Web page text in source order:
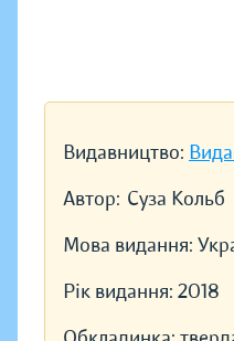
Видавництво:
Автор: Суза Кольб
Мова видання:
Рік видання: 2018